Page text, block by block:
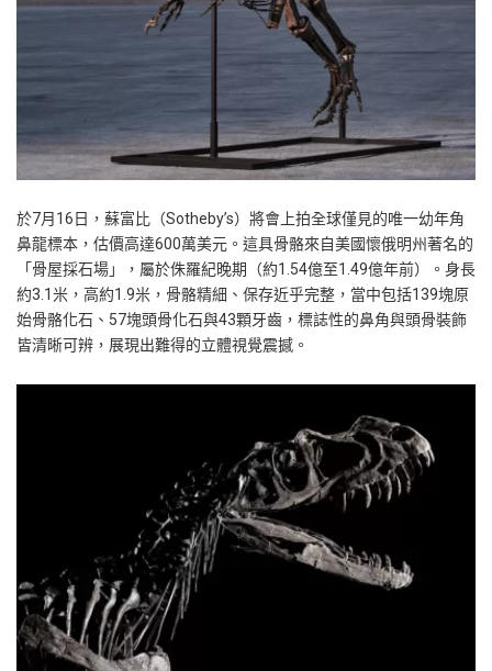
於7月16日，蘇富比（Sotheby’s）將會上拍全球僅見的唯一幼年角
鼻龍標本，估價高達600萬美元。這具骨骼來自美國懷俄明州著名的
「骨屋採石場」，屬於侏羅紀晚期（約1.54億至1.49億年前）。身長
約3.1米，高約1.9米，骨骼精細、保存近乎完整，當中包括139塊原
始骨骼化石、57塊頭骨化石與43顆牙齒，標誌性的鼻角與頭骨裝飾
皆清晰可辨，展現出難得的立體視覺震撼。